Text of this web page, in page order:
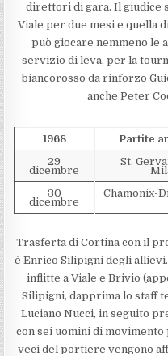
direttori di gara. Il giudice
Viale per due mesi e quella
può giocare nemmeno le
servizio di leva, per la
biancorosso da rinforzo
anche Peter
1968 Partite
29
dicembre
St.
30
dicembre
Chamonix-
Trasferta di Cortina con il
è Enrico Silipigni degli
inflitte a Viale e Brivio
Silipigni, dapprima lo staff
Luciano Nucci, in seguito
con sei uomini di
veci del portiere vengono